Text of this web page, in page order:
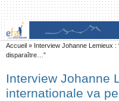
Aller au contenu principal
Skip to search
Vous êtes ici
Accueil » Interview Johanne Lemieux :
disparaître…”
Interview Johanne
internationale va